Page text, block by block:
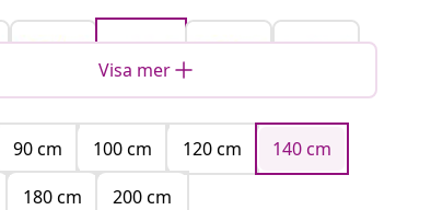
Turkos havsgrön Polisblå Lila
Visa mer
90 cm 100 cm 120 cm
140 cm
180 cm
200 cm